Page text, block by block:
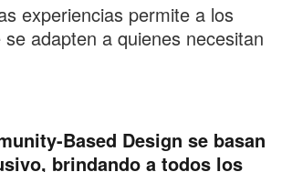
experiencias permite a los
adapten a quienes necesitan
Based Design se basan
brindando a todos los